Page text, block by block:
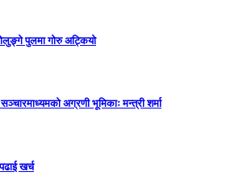
पुलमा गोरु अट्कियाे
अग्रणी भूमिकाः मन्त्री शर्मा
खर्च